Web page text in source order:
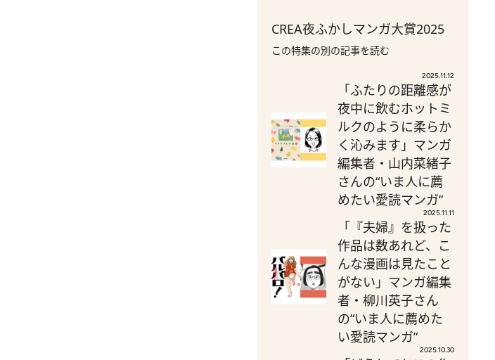
CREA夜ふかしマンガ大賞2025
この特集の別の記事を読む
2025.11.12
「ふたりの距離感が
夜中に飲むホットミ
ルクのように柔らか
く沁みます」マンガ
編集者・山内菜緒子
さんの“いま人に薦
めたい愛読マンガ”
2025.11.11
「『夫婦』を扱った
作品は数あれど、こ
んな漫画は見たこと
がない」マンガ編集
者・柳川英子さん
の“いま人に薦めた
い愛読マンガ”
2025.10.30